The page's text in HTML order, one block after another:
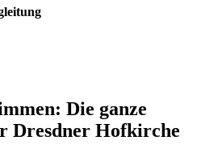
Die ganze
Dresdner Hofkirche